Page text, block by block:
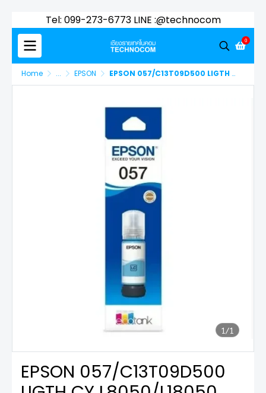
Tel: 099-273-6773 LINE :@technocom
0
Home ... EPSON EPSON 057/C13T09D500 LIGTH CY L8050/L18050
1/1
EPSON 057/C13T09D500